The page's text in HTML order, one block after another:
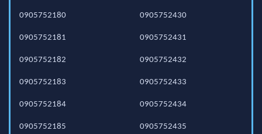
0905752180
0905752181
0905752182
0905752183
0905752184
0905752185
0905752430
0905752431
0905752432
0905752433
0905752434
0905752435